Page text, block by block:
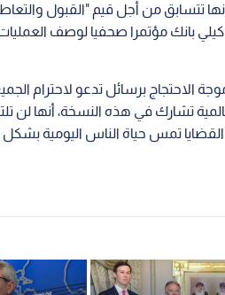
تتسابق من أجل قيم "القبول
بانك مؤتمرا صحفيا لوصف العمليات
الاحتجاج برسائل تدعو لاحترام
تشارك في هذه النسخة، أنها لن